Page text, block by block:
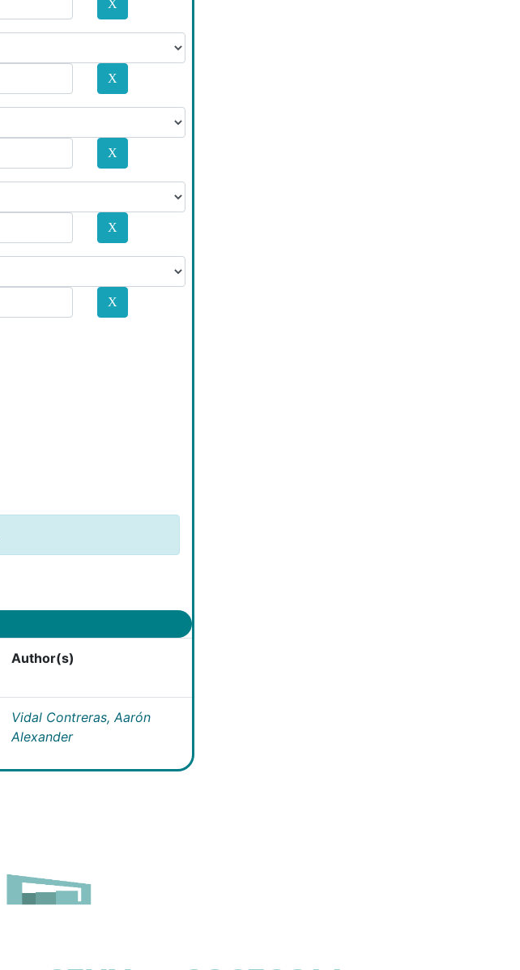
Author(s)
Vidal Contreras, Aarón
Alexander